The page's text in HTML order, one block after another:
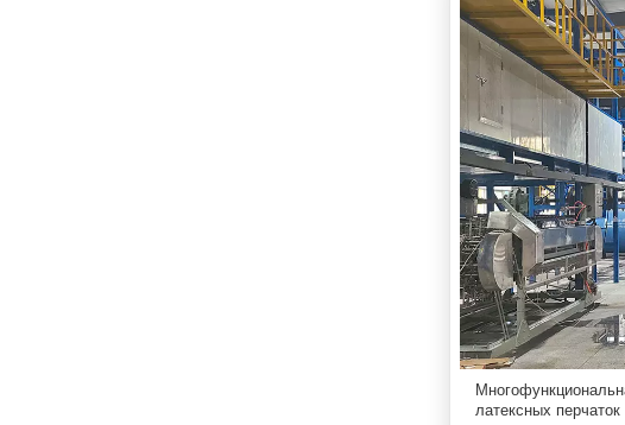
латексных перчаток